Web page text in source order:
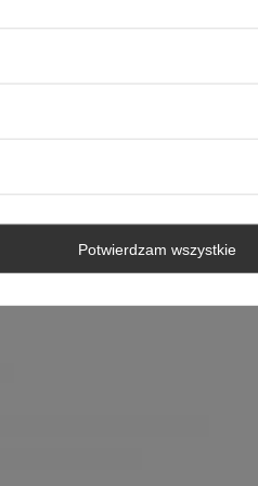
Potwierdzam wszystkie